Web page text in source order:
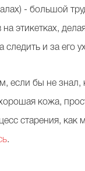
- большой
этикетках,
следить и за его
если бы не знал,
кожа,
старения,
.